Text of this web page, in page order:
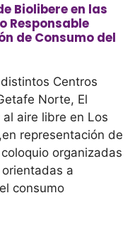
Biolibere en las
Responsable
de Consumo del
Centros
Norte, El
aire libre en Los
representación de
organizadas
a
consumo